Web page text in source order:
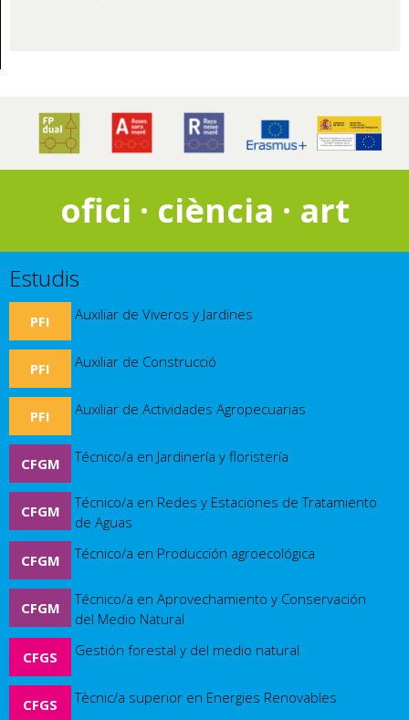
ofici · ciència · art
Estudis
PFI Auxiliar de Viveros y Jardines
PFI Auxiliar de Construcció
PFI Auxiliar de Actividades Agropecuarias
CFGM Técnico/a en Jardinería y floristería
CFGM
Técnico/a en Redes y Estaciones de Tratamiento
de Aguas
CFGM Técnico/a en Producción agroecológica
CFGM
Técnico/a en Aprovechamiento y Conservación
del Medio Natural
CFGS Gestión forestal y del medio natural
CFGS Tècnic/a superior en Energies Renovables